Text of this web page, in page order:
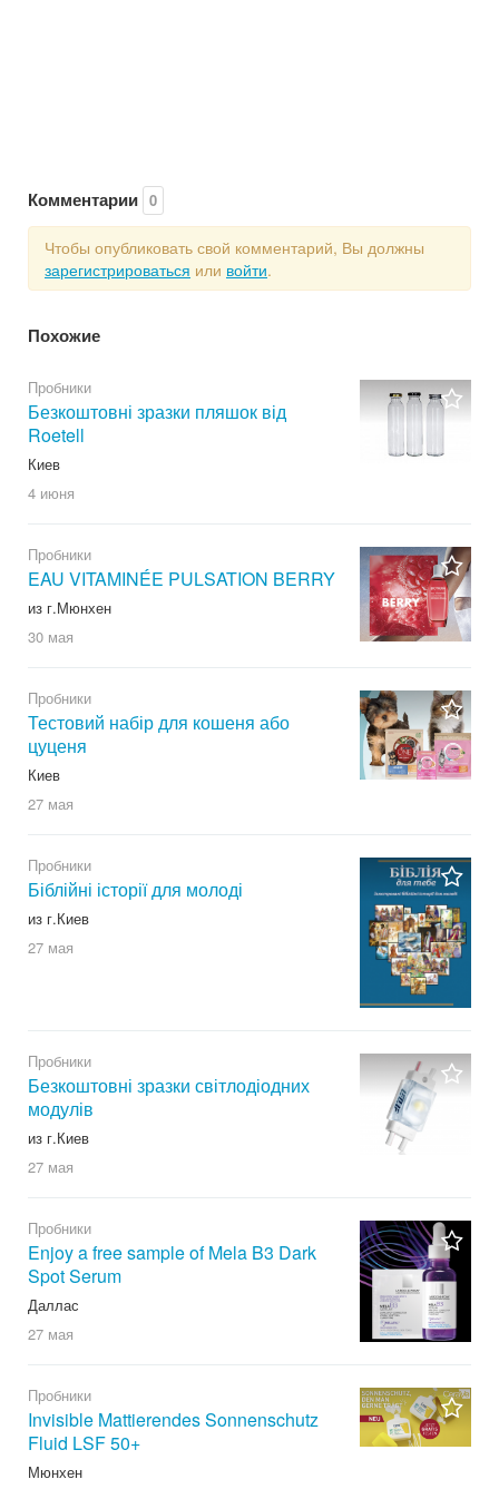
Комментарии 0
Чтобы опубликовать свой комментарий, Вы должны
зарегистрироваться или войти.
Похожие
Пробники
Безкоштовні зразки пляшок від
Roetell
Киев
4 июня
Пробники
EAU VITAMINÉE PULSATION BERRY
из г.Мюнхен
30 мая
Пробники
Тестовий набір для кошеня або
цуценя
Киев
27 мая
Пробники
Біблійні історії для молоді
из г.Киев
27 мая
Пробники
Безкоштовні зразки світлодіодних
модулів
из г.Киев
27 мая
Пробники
Enjoy a free sample of Mela B3 Dark
Spot Serum
Даллас
27 мая
Пробники
Invisible Mattierendes Sonnenschutz
Fluid LSF 50+
Мюнхен